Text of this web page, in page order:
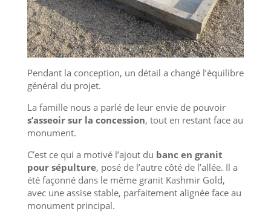
Pendant la conception, un détail a changé l’équilibre
général du projet.
La famille nous a parlé de leur envie de pouvoir
s’asseoir sur la concession, tout en restant face au
monument.
C’est ce qui a motivé l’ajout du banc en granit
pour sépulture, posé de l’autre côté de l’allée. Il a
été façonné dans le même granit Kashmir Gold,
avec une assise stable, parfaitement alignée face au
monument principal.